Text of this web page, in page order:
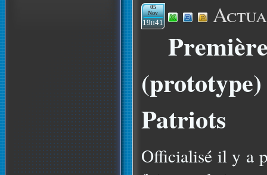
05
Nov
19h41
Patriots
Officialisé il y a